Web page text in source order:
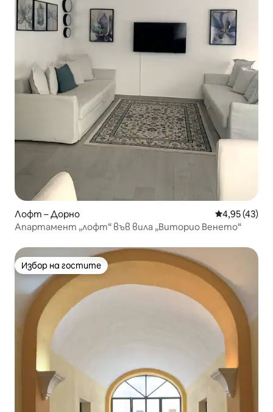
Лофт – Дорно Средна
4,95 (43)
Апартамент „лофт“ във вила „Виторио Венето“
Избор на гостите
Избор на гостите